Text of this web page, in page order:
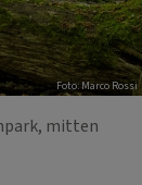
Foto: Marco Rossi
mitten